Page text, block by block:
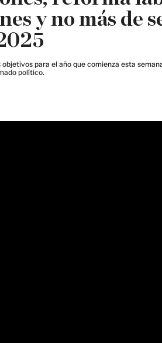
y no más de
para el año que comienza esta
político.